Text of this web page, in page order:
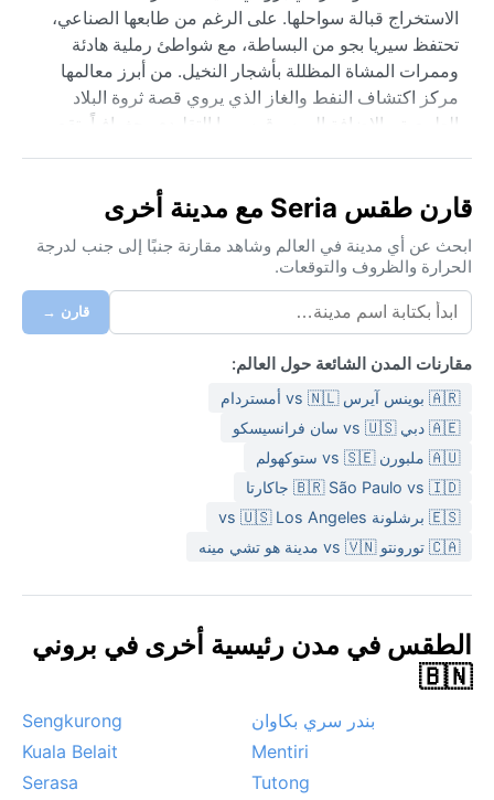
الاستخراج قبالة سواحلها. على الرغم من طابعها الصناعي،
تحتفظ سيريا بجو من البساطة، مع شواطئ رملية هادئة
وممرات المشاة المظللة بأشجار النخيل. من أبرز معالمها
مركز اكتشاف النفط والغاز الذي يروي قصة ثروة البلاد
الطبيعية، بالإضافة إلى سوق سيريا التقليدي. جغرافياً، تقع
مناخ سيريا مصنف ضمن مناخ الغابات الاستوائية المطيرة
(أف)، مما يعني حرارة ورطوبة عالية طوال العام دون موسم
درجة مئوية، مع رطوبة تتجاوز ٨٠٪ في أغلب الأيام. الأمطار
غزيرة وتحدث على مدار السنة، لكن ذروتها تكون بين شهري
السفر إلى سيريا، يُنصح بارتداء ملابس قطنية خفيفة ومريحة،
وأحذية مقاومة للماء، ومظلة أو معطف مطر خفيف. الليالي
دافئة أيضاً، لذا لا حاجة لملابس ثقيلة.
أفضل وقت لزيارة سيريا من حيث الطقس هو بين فبراير
وأبريل، حين تكون الأمطار أقل حدة نسبياً، رغم أن الجو يظل
رطباً. من الظواهر الجوية البارزة العواصف الرعدية المفاجئة
التي تضرب بعد الظهر، وقد تؤدي إلى فيضانات محلية سريعة
أعاصير استوائية كبيرة، لكن الضباب الكثيف قد يظهر في
الصباح الباكر أحياناً. من المهم متابعة توقعات الطقس اليومية
لأن الأمطار قد تغير الخطط بشكل مفاجئ.
قارن طقس Seria مع مدينة أخرى
ابحث عن أي مدينة في العالم وشاهد مقارنة جنبًا إلى جنب لدرجة
الحرارة والظروف والتوقعات.
قارن →
مقارنات المدن الشائعة حول العالم:
🇦🇷 بوينس آيرس vs 🇳🇱 أمستردام
🇦🇪 دبي vs 🇺🇸 سان فرانسيسكو
🇦🇺 ملبورن vs 🇸🇪 ستوكهولم
🇧🇷 São Paulo vs 🇮🇩 جاكارتا
🇪🇸 برشلونة vs 🇺🇸 Los Angeles
🇨🇦 تورونتو vs 🇻🇳 مدينة هو تشي مينه
الطقس في مدن رئيسية أخرى في بروني
🇧🇳
بندر سري بكاوان
Sengkurong
Mentiri
Kuala Belait
Tutong
Serasa